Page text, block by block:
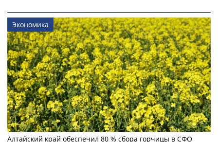
Экономика
Алтайский край обеспечил 80 % сбора горчицы в СФО